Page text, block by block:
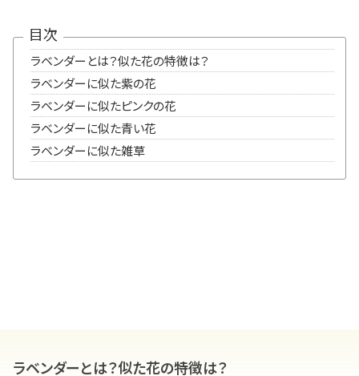
目次
ラベンダーとは？似た花の特徴は？
ラベンダーに似た紫の花
ラベンダーに似たピンクの花
ラベンダーに似た青い花
ラベンダーに似た雑草
ラベンダーとは？似た花の特徴は？